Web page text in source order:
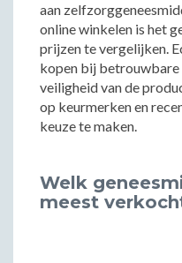
aan
online winkelen is het
prijzen te vergelijken.
kopen bij
veiligheid van de
op keurmerken en
keuze te maken.
Welk
meest